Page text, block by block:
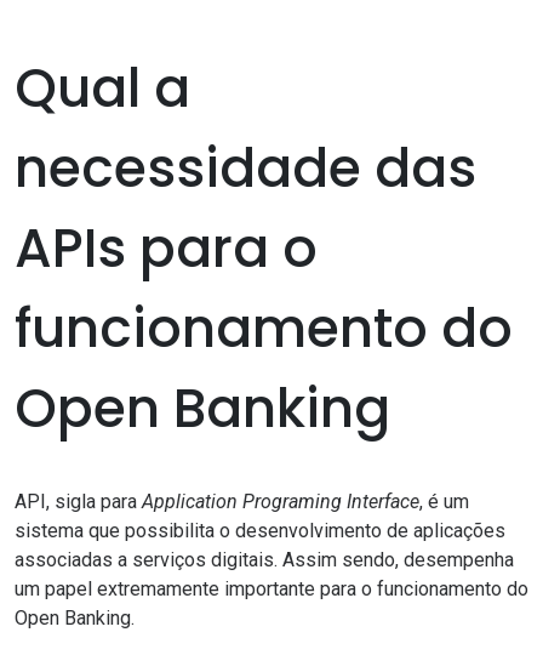
Qual a
necessidade das
APIs para o
funcionamento do
Open Banking
API, sigla para Application Programing Interface, é um
sistema que possibilita o desenvolvimento de aplicações
associadas a serviços digitais. Assim sendo, desempenha
um papel extremamente importante para o funcionamento do
Open Banking.